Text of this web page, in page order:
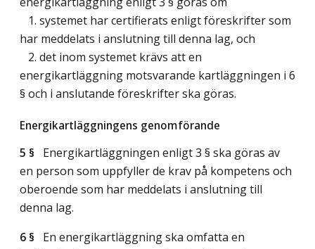
1. systemet har certifierats enligt föreskrifter som
har meddelats i anslutning till denna lag, och
2. det inom systemet krävs att en
energikartläggning motsvarande kartläggningen i 6
§ och i anslutande föreskrifter ska göras.
Energikartläggningens genomförande
5 § Energikartläggningen enligt 3 § ska göras av
en person som uppfyller de krav på kompetens och
oberoende som har meddelats i anslutning till
denna lag.
6 § En energikartläggning ska omfatta en